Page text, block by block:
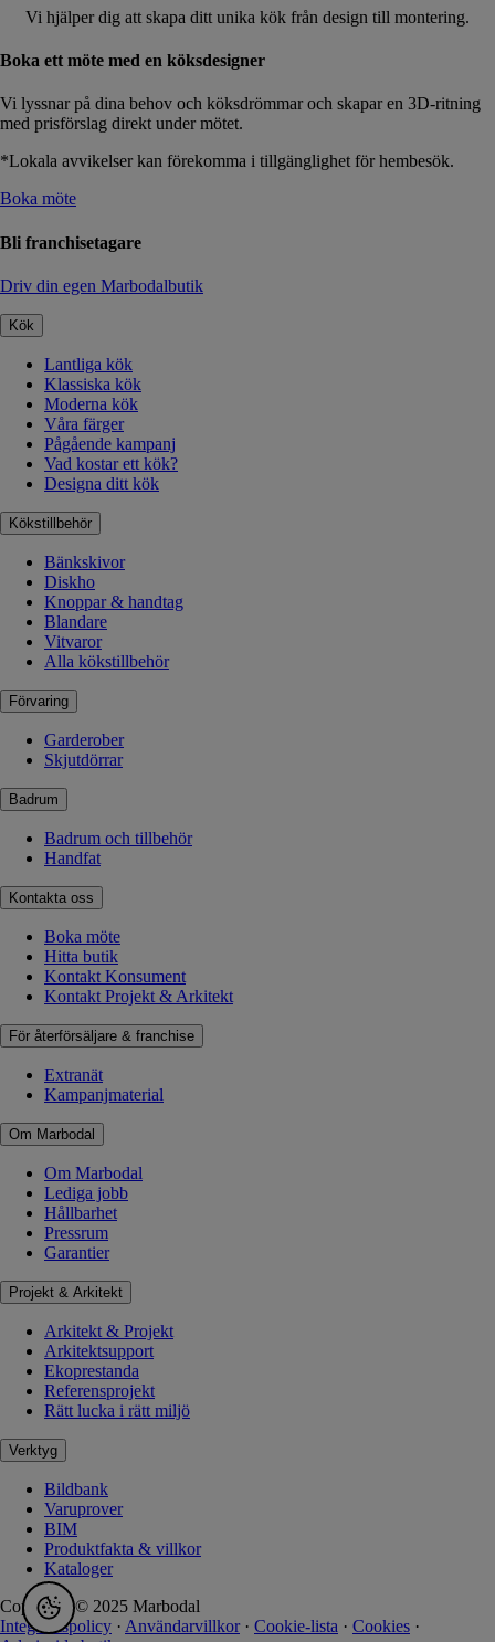
Vi hjälper dig att skapa ditt unika kök från design till montering.
Boka ett möte med en köksdesigner
Vi lyssnar på dina behov och köksdrömmar och skapar en 3D-ritning
med prisförslag direkt under mötet.
*Lokala avvikelser kan förekomma i tillgänglighet för hembesök.
Boka möte
Bli franchisetagare
Driv din egen Marbodalbutik
Kök
Lantliga kök
Klassiska kök
Moderna kök
Våra färger
Pågående kampanj
Vad kostar ett kök?
Designa ditt kök
Kökstillbehör
Bänkskivor
Diskho
Knoppar & handtag
Blandare
Vitvaror
Alla kökstillbehör
Förvaring
Garderober
Skjutdörrar
Badrum
Badrum och tillbehör
Handfat
Kontakta oss
Boka möte
Hitta butik
Kontakt Konsument
Kontakt Projekt & Arkitekt
För återförsäljare & franchise
Extranät
Kampanjmaterial
Om Marbodal
Om Marbodal
Lediga jobb
Hållbarhet
Pressrum
Garantier
Projekt & Arkitekt
Arkitekt & Projekt
Arkitektsupport
Ekoprestanda
Referensprojekt
Rätt lucka i rätt miljö
Verktyg
Bildbank
Varuprover
BIM
Produktfakta & villkor
Kataloger
Copyright © 2025 Marbodal
Integritetspolicy · Användarvillkor · Cookie-lista · Cookies ·